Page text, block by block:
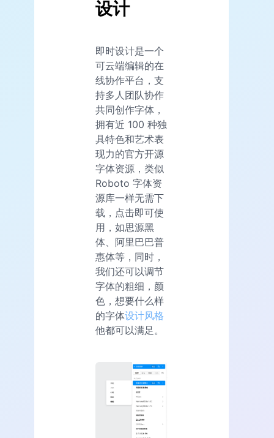
设计
即时设计是一个
可云端编辑的在
线协作平台，支
持多人团队协作
共同创作字体，
拥有近 100 种独
具特色和艺术表
现力的官方开源
字体资源，类似
Roboto 字体资
源库一样无需下
载，点击即可使
用，如思源黑
体、阿里巴巴普
惠体等，同时，
我们还可以调节
字体的粗细，颜
色，想要什么样
的字体设计风格
他都可以满足。